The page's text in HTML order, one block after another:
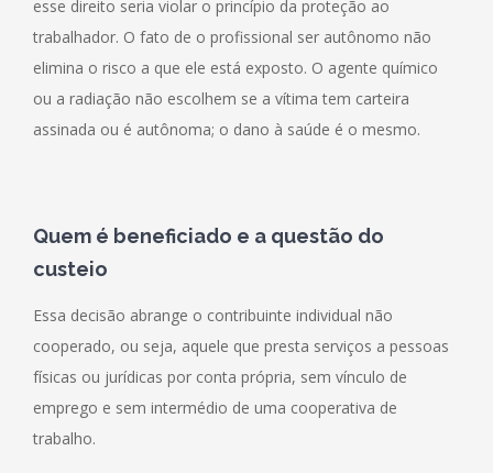
esse direito seria violar o princípio da proteção ao
trabalhador. O fato de o profissional ser autônomo não
elimina o risco a que ele está exposto. O agente químico
ou a radiação não escolhem se a vítima tem carteira
assinada ou é autônoma; o dano à saúde é o mesmo.
Quem é beneficiado e a questão do
custeio
Essa decisão abrange o contribuinte individual não
cooperado, ou seja, aquele que presta serviços a pessoas
físicas ou jurídicas por conta própria, sem vínculo de
emprego e sem intermédio de uma cooperativa de
trabalho.